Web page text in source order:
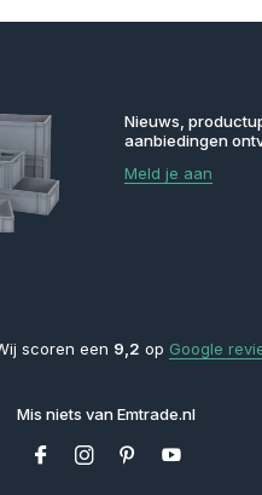
Nieuws,
aanbiedingen
Meld je aan
scoren een 9,2 op Google
Mis niets van Emtrade.nl